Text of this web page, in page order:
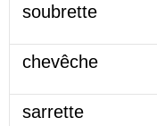
soubrette
chevêche
sarrette